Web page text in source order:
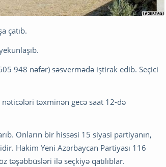
çatıb.
948 nəfər) səsvermədə iştirak edib. Seçici
təxminən gecə saat 12-də
Onların bir hissəsi 15 siyasi partiyanın,
Hakim Yeni Azərbaycan Partiyası 116
təşəbbüsləri ilə seçkiyə qatılıblar.